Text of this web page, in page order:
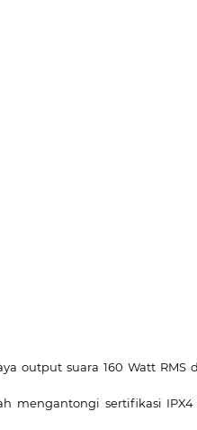
output suara 160 Watt RMS
mengantongi sertifikasi IPX4